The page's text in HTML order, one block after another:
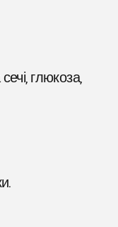
глюкоза,